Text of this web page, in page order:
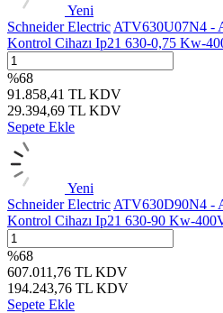
Yeni
Schneider Electric ATV630U07N4 -
Kontrol Cihazı Ip21 630-0,75 Kw-
%68
91.858,41 TL KDV
29.394,69 TL KDV
Sepete Ekle
Yeni
Schneider Electric ATV630D90N4 -
Kontrol Cihazı Ip21 630-90 Kw-
%68
607.011,76 TL KDV
194.243,76 TL KDV
Sepete Ekle